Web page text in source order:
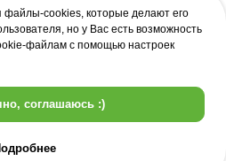
файлы-cookies, которые делают его
но у Вас есть возможность
файлам с помощью настроек
соглашаюсь :)